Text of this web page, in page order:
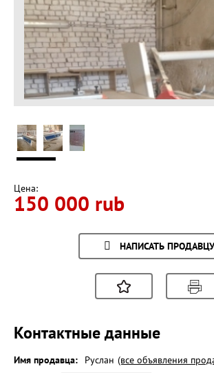
Цена:
150 000 rub
НАПИСАТЬ ПРОДАВЦУ
Контактные данные
Имя продавца: Руслан (все объявления